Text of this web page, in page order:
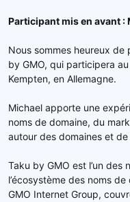
Participant mis en avant :
Nous sommes heureux de
by GMO, qui participera
Kempten, en Allemagne.
Michael apporte une
noms de domaine, du
autour des domaines et
Taku by GMO est l’un
l’écosystème des noms
GMO Internet Group,